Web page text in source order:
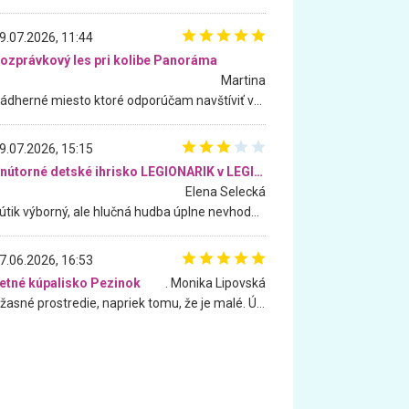
11:44
les pri kolibe Panoráma
Martina
15:15
Vnútorné detské ihrisko LEGIONARIK v LEGIA Fitness
Elena Selecká
16:53
kúpalisko Pezinok
. Monika Lipovská